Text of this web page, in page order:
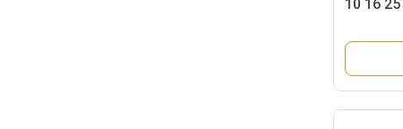
10 16 25